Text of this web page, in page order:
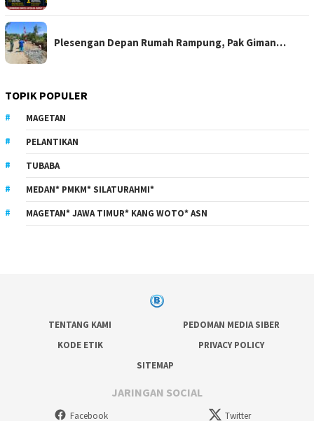
Plesengan Depan Rumah Rampung, Pak Giman…
TOPIK POPULER
MAGETAN
PELANTIKAN
TUBABA
MEDAN* PMKM* SILATURAHMI*
MAGETAN* JAWA TIMUR* KANG WOTO* ASN
TENTANG KAMI
PEDOMAN MEDIA SIBER
KODE ETIK
PRIVACY POLICY
SITEMAP
JARINGAN SOCIAL
Facebook Twitter